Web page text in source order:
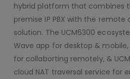
hybrid platform that combines
premise IP PBX with the
solution. The UCM6300
Wave app for desktop &
for collaborting remotely, &
cloud NAT traversal service for